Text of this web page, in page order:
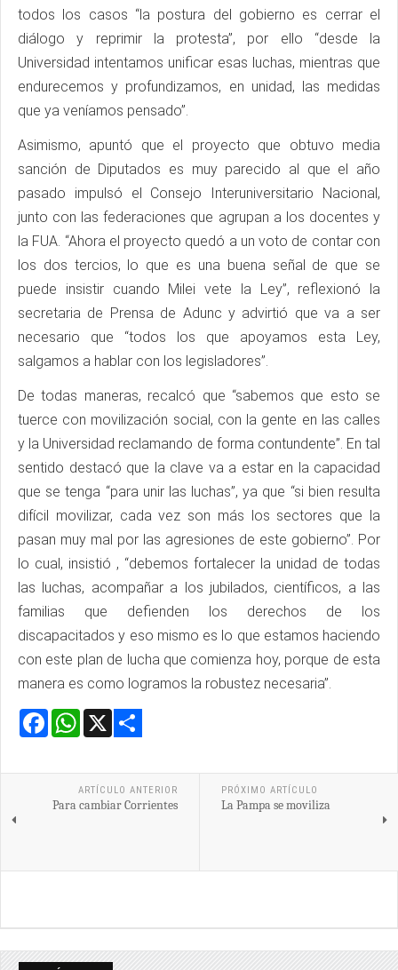
todos los casos “la postura del gobierno es cerrar el
diálogo y reprimir la protesta”, por ello “desde la
Universidad intentamos unificar esas luchas, mientras que
endurecemos y profundizamos, en unidad, las medidas
que ya veníamos pensado”.
Asimismo, apuntó que el proyecto que obtuvo media
sanción de Diputados es muy parecido al que el año
pasado impulsó el Consejo Interuniversitario Nacional,
junto con las federaciones que agrupan a los docentes y
la FUA. “Ahora el proyecto quedó a un voto de contar con
los dos tercios, lo que es una buena señal de que se
puede insistir cuando Milei vete la Ley”, reflexionó la
secretaria de Prensa de Adunc y advirtió que va a ser
necesario que “todos los que apoyamos esta Ley,
salgamos a hablar con los legisladores”.
De todas maneras, recalcó que “sabemos que esto se
tuerce con movilización social, con la gente en las calles
y la Universidad reclamando de forma contundente”. En tal
sentido destacó que la clave va a estar en la capacidad
que se tenga “para unir las luchas”, ya que “si bien resulta
difícil movilizar, cada vez son más los sectores que la
pasan muy mal por las agresiones de este gobierno”. Por
lo cual, insistió , “debemos fortalecer la unidad de todas
las luchas, acompañar a los jubilados, científicos, a las
familias que defienden los derechos de los
discapacitados y eso mismo es lo que estamos haciendo
con este plan de lucha que comienza hoy, porque de esta
manera es como logramos la robustez necesaria”.
Facebook
WhatsApp
ARTÍCULO ANTERIOR
Para cambiar Corrientes
PRÓXIMO ARTÍCULO
La Pampa se moviliza